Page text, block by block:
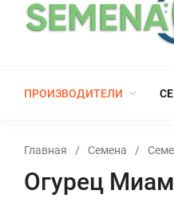
ПРОИЗВОДИТЕЛИ
Главная / Семена /
Огурец